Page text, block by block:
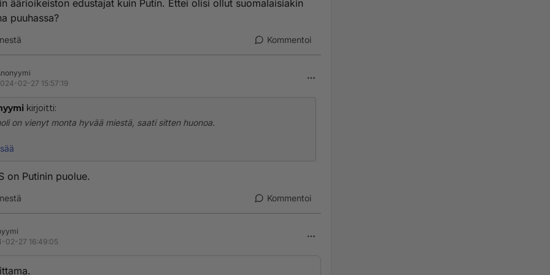
äärioikeiston edustajat kuin Putin. Ettei olisi ollut suomalaisiakin
puuhassa?
Kommentoi
02-27 15:57:19
kirjoitti:
on vienyt monta hyvää miestä, saati sitten huonoa.
fi.wikipedia.org/wiki/Paul_Blobel
eikä millään, mutta näkyy siellä Ukrainassa pahojaan tehneen muutkin
edustajat kuin Putin. Ettei olisi ollut suomalaisiakin mukana puuhassa?
on Putinin puolue.
Kommentoi
02-27 16:49:05